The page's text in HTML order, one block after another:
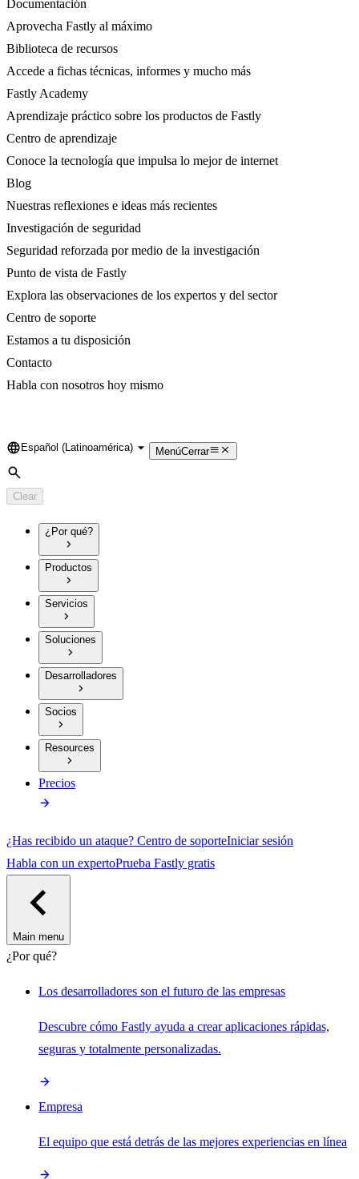
Documentación
Aprovecha Fastly al máximo
Biblioteca de recursos
Accede a fichas técnicas, informes y mucho más
Fastly Academy
Aprendizaje práctico sobre los productos de Fastly
Centro de aprendizaje
Conoce la tecnología que impulsa lo mejor de internet
Blog
Nuestras reflexiones e ideas más recientes
Investigación de seguridad
Seguridad reforzada por medio de la investigación
Punto de vista de Fastly
Explora las observaciones de los expertos y del sector
Centro de soporte
Estamos a tu disposición
Contacto
Habla con nosotros hoy mismo
Language
Español (Latinoamérica) MenúCerrar
Search
Clear
¿Por qué?
Productos
Servicios
Soluciones
Desarrolladores
Socios
Resources
Precios
¿Has recibido un ataque? Centro de soporteIniciar sesión
Habla con un expertoPrueba Fastly gratis
Main menu
¿Por qué?
Los desarrolladores son el futuro de las empresas
Descubre cómo Fastly ayuda a crear aplicaciones rápidas,
seguras y totalmente personalizadas.
Empresa
El equipo que está detrás de las mejores experiencias en línea